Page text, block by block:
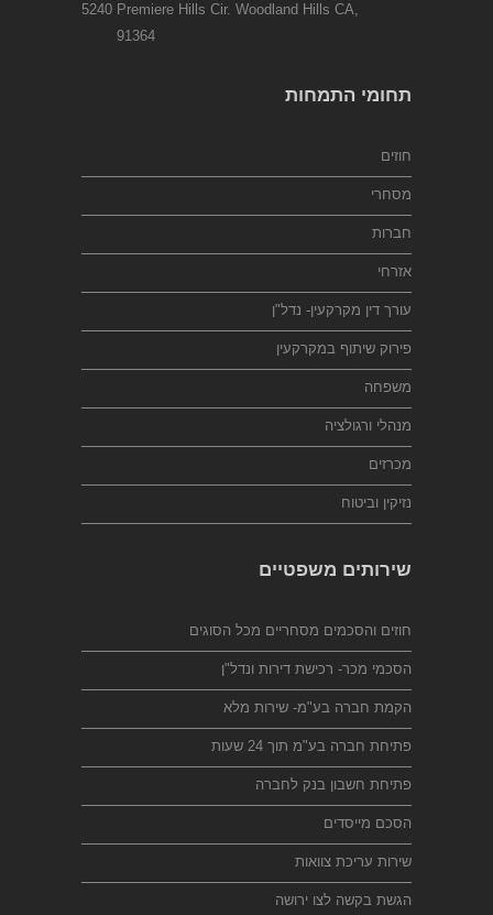
5240 Premiere Hills Cir. Woodland Hills CA,
91364
תחומי התמחות
חוזים
מסחרי
חברות
אזרחי
עורך דין מקרקעין- נדל"ן
פירוק שיתוף במקרקעין
משפחה
מנהלי ורגולציה
מכרזים
נזיקין וביטוח
שירותים משפטיים
חוזים והסכמים מסחריים מכל הסוגים
הסכמי מכר- רכישת דירות ונדל"ן
הקמת חברה בע"מ- שירות מלא
פתיחת חברה בע"מ תוך 24 שעות
פתיחת חשבון בנק לחברה
הסכם מייסדים
שירות עריכת צוואות
הגשת בקשה לצו ירושה